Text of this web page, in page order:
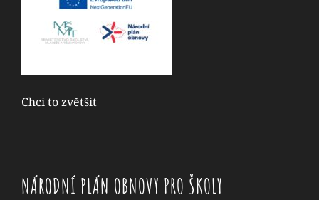
Chci to zvětšit
NÁRODNÍ PLÁN OBNOVY PRO ŠKOLY